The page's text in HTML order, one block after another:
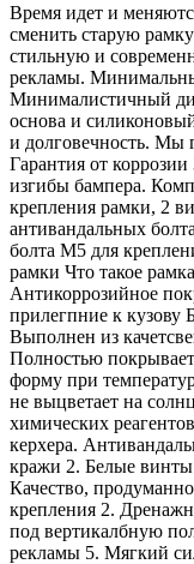
Время идет и
сменить старую
стильную и
рекламы.
Минималистичный
основа и
и долговечность. Мы
Гарантия от
изгибы бампера.
крепления рамки, 2
антивандальных
болта М5 для
рамки Что такое
Антикоррозийное
прилегпние к
Выполнен из
Полностью
форму при
не выцветает на
химических
керхера.
кражи 2. Белые
Качество,
крепления 2.
под вертикалбную
рекламы 5. Мягкий